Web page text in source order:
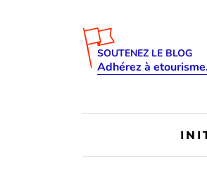
SOUTENEZ LE BLOG
Adhérez à